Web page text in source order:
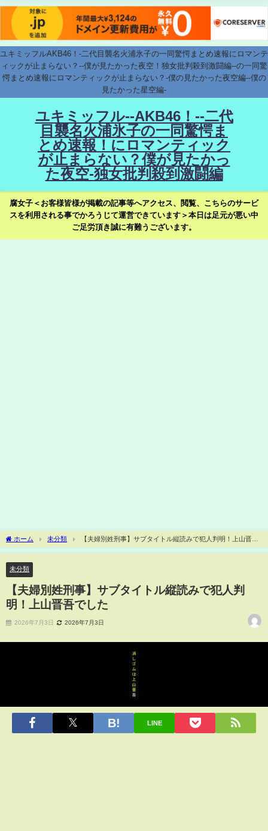
ユキミッフルAKB46！-二代目襲名火浦氷子の一同驚愕まとめ速報にロマンテ
ィックが止まらない？--僕が見たかった夜空！独女批判殺到激闘編--の一同驚
愕まとめ速報にロマンティックが止まらない？-僕の見たかった夜空編--僕の
見たかった星空編-
ユキミッフル--AKB46！--二代
目襲名火浦氷子の一同驚愕ま
とめ速報！にロマンティック
が止まらない？僕が見たかっ
た夜空-独女批判殺到激闘編
腐女子＜お客様皆様が掲載の記事等へアクセス、閲覧、こちらのサービ
スを利用される事でかろうじて運営できています＞本日は足元が悪い中
ご足労頂き誠に有難うございます。
ホーム 未分類
【夫婦別姓刑事】サブタイトル縦読みで犯人判明！上山晋吾
でした
未分類
【夫婦別姓刑事】サブタイトル縦読みで犯人判
明！上山晋吾でした
2026年7月3日 2026年7月3日
LINE